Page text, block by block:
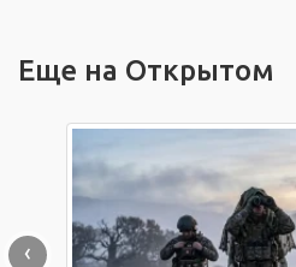
Еще на Открытом
‹